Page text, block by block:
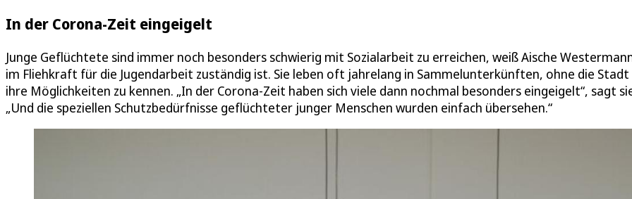
In der Corona-Zeit eingeigelt
Junge Geflüchtete sind immer noch besonders schwierig mit Sozialarbeit zu erreichen, weiß Aische
im Fliehkraft für die Jugendarbeit zuständig ist. Sie leben oft jahrelang in Sammelunterkünften, ohne die Stadt
ihre Möglichkeiten zu kennen. „In der Corona-Zeit haben sich viele dann nochmal besonders eingeigelt“, sagt
„Und die speziellen Schutzbedürfnisse geflüchteter junger Menschen wurden einfach übersehen.“